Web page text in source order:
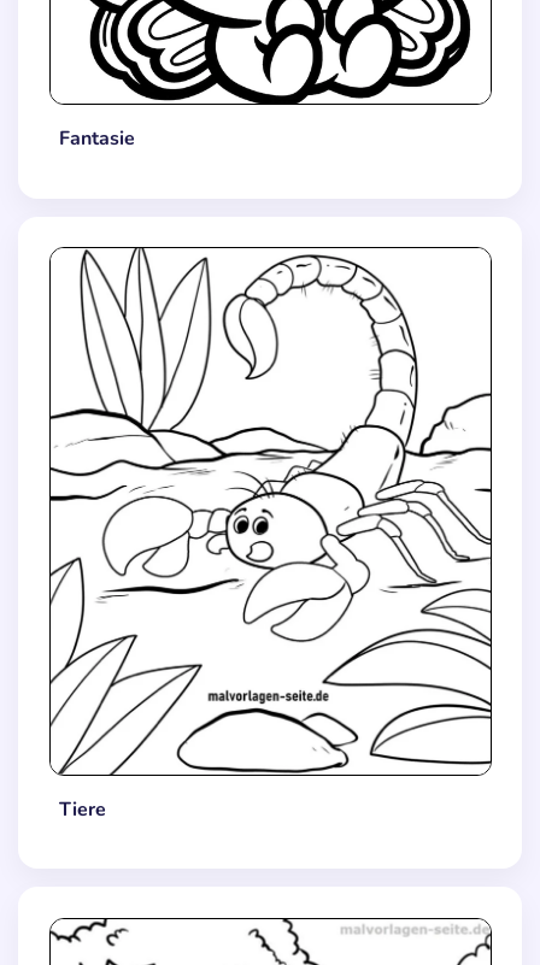
Fantasie
Tiere